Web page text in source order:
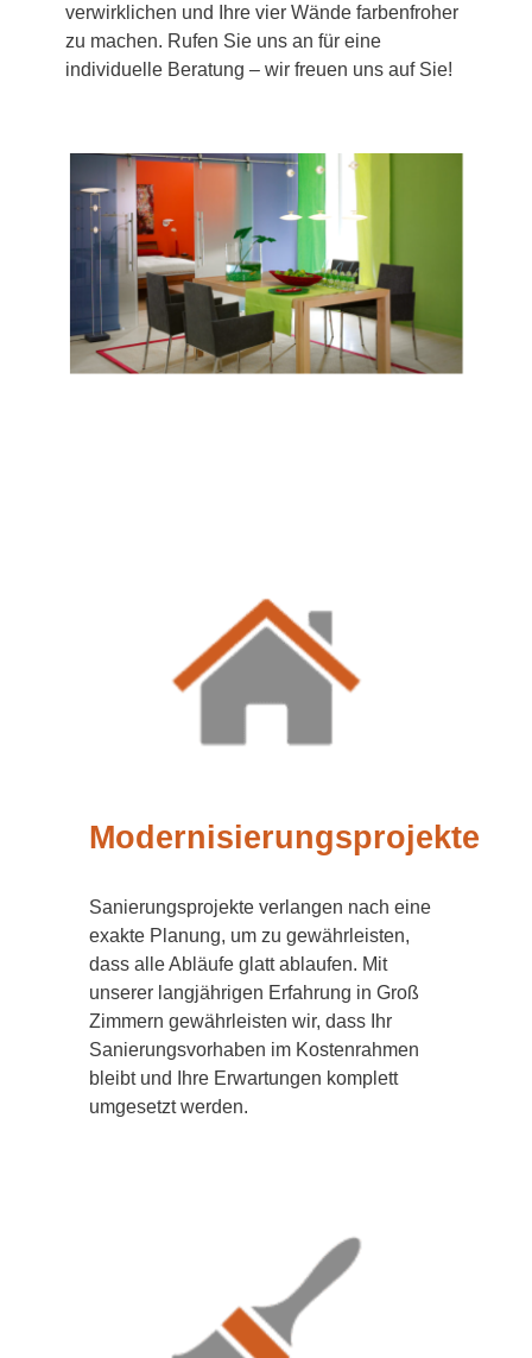
verwirklichen und Ihre vier Wände farbenfroher
zu machen. Rufen Sie uns an für eine
individuelle Beratung – wir freuen uns auf Sie!
Modernisierungsprojekte
Sanierungsprojekte verlangen nach eine
exakte Planung, um zu gewährleisten,
dass alle Abläufe glatt ablaufen. Mit
unserer langjährigen Erfahrung in Groß
Zimmern gewährleisten wir, dass Ihr
Sanierungsvorhaben im Kostenrahmen
bleibt und Ihre Erwartungen komplett
umgesetzt werden.